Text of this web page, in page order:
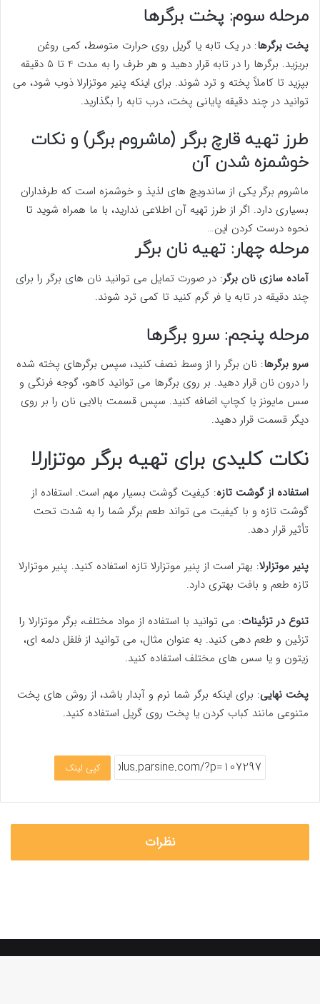
مرحله سوم: پخت برگرها
پخت برگرها: در یک تابه یا گریل روی حرارت متوسط، کمی روغن
بریزید. برگرها را در تابه قرار دهید و هر طرف را به مدت 4 تا 5 دقیقه
بپزید تا کاملاً پخته و ترد شوند. برای اینکه پنیر موتزارلا ذوب شود، می
توانید در چند دقیقه پایانی پخت، درب تابه را بگذارید.
طرز تهیه قارچ برگر (ماشروم برگر) و نکات
خوشمزه شدن آن
ماشروم برگر یکی از ساندویچ های لذیذ و خوشمزه است که طرفداران
بسیاری دارد. اگر از طرز تهیه آن اطلاعی ندارید، با ما همراه شوید تا
نحوه درست کردن این…
مرحله چهار: تهیه نان برگر
آماده سازی نان برگر: در صورت تمایل می توانید نان های برگر را برای
چند دقیقه در تابه یا فر گرم کنید تا کمی ترد شوند.
مرحله پنجم: سرو برگرها
سرو برگرها: نان برگر را از وسط نصف کنید، سپس برگرهای پخته شده
را درون نان قرار دهید. بر روی برگرها می توانید کاهو، گوجه فرنگی و
سس مایونز یا کچاپ اضافه کنید. سپس قسمت بالایی نان را بر روی
دیگر قسمت قرار دهید.
نکات کلیدی برای تهیه برگر موتزارلا
استفاده از گوشت تازه: کیفیت گوشت بسیار مهم است. استفاده از
گوشت تازه و با کیفیت می تواند طعم برگر شما را به شدت تحت
تأثیر قرار دهد.
پنیر موتزارلا: بهتر است از پنیر موتزارلا تازه استفاده کنید. پنیر موتزارلا
تازه طعم و بافت بهتری دارد.
تنوع در تزئینات: می توانید با استفاده از مواد مختلف، برگر موتزارلا را
تزئین و طعم دهی کنید. به عنوان مثال، می توانید از فلفل دلمه ای،
زیتون و یا سس های مختلف استفاده کنید.
پخت نهایی: برای اینکه برگر شما نرم و آبدار باشد، از روش های پخت
متنوعی مانند کباب کردن یا پخت روی گریل استفاده کنید.
کپی لینک
نظرات